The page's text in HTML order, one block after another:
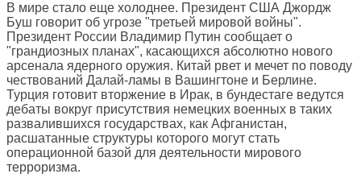
В мире стало еще холоднее. Президент США Джордж
Буш говорит об угрозе "третьей мировой войны".
Президент России Владимир Путин сообщает о
"грандиозных планах", касающихся абсолютно нового
арсенала ядерного оружия. Китай рвет и мечет по поводу
чествований Далай-ламы в Вашингтоне и Берлине.
Турция готовит вторжение в Ирак, в бундестаге ведутся
дебаты вокруг присутствия немецких военных в таких
развалившихся государствах, как Афганистан,
расшатанные структуры которого могут стать
операционной базой для деятельности мирового
терроризма.